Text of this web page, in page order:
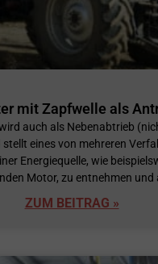
mit Zapfwelle als
auch als Nebenabtrieb
stellt eines von mehreren
Energiequelle, wie
Motor, zu entnehmen und
ZUM BEITRAG »